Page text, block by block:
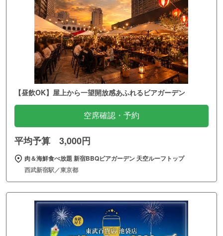
【昼飲OK】屋上から一望開放感あふれるビアガーデン
空席確認・予約
平均予算 3,000円
肉＆海鮮食べ放題 新宿BBQビアガーデン 天空ルーフトップ
西武新宿駅／東京都